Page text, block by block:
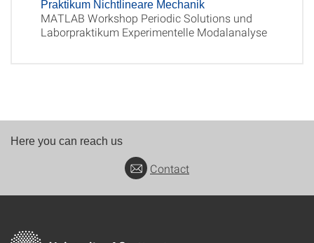
Praktikum Nichtlineare Mechanik
MATLAB Workshop Periodic Solutions und
Laborpraktikum Experimentelle Modalanalyse
Here you can reach us
Contact